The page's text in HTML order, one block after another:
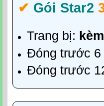
✔‎ Gói Star2
Trang bị:
Đóng trước 6
Đóng trước